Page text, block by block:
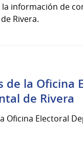
información de
Rivera.
de la Oficina
de Rivera
Oficina Electoral